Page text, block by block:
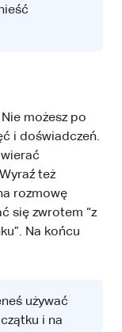
możesz po
i doświadczeń.
też
rozmowę
się zwrotem “z
Na końcu
używać
i na